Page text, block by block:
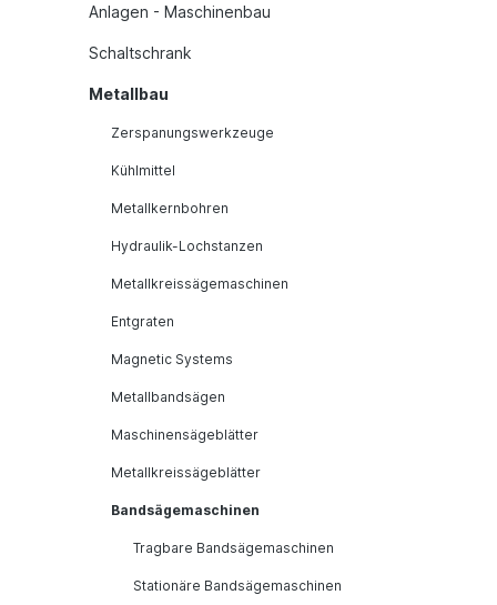
Anlagen - Maschinenbau
Schaltschrank
Metallbau
Zerspanungswerkzeuge
Kühlmittel
Metallkernbohren
Hydraulik-Lochstanzen
Metallkreissägemaschinen
Entgraten
Magnetic Systems
Metallbandsägen
Maschinensägeblätter
Metallkreissägeblätter
Bandsägemaschinen
Tragbare Bandsägemaschinen
Stationäre Bandsägemaschinen